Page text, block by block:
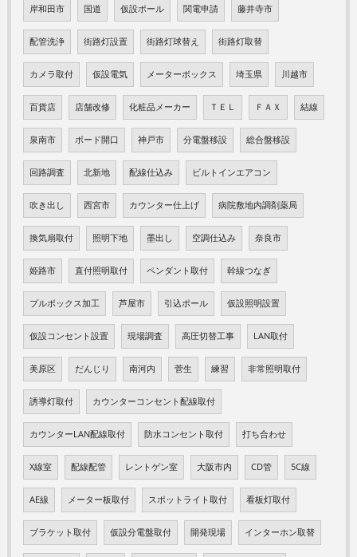
岸和田市 国道 仮設ポール 関電申請 藤井寺市
配管洗浄 街路灯設置 街路灯球替え 街路灯取替
カメラ取付 仮設電気 メーターボックス 埼玉県 川越市
百貨店 店舗改修 化粧品メーカー ＴＥＬ ＦＡＸ 結線
泉南市 ボード開口 神戸市 分電盤移設 総合盤移設
回路調査 北新地 配線仕込み ビルトインエアコン
吹き出し 西宮市 カウンター仕上げ 病院敷地内調剤薬局
換気扇取付 照明下地 墨出し 空調仕込み 奈良市
姫路市 直付照明取付 ペンダント取付 幹線つなぎ
プルボックス加工 芦屋市 引込ポール 仮設照明設置
仮設コンセント設置 現場調査 高圧切替工事 LAN取付
美原区 だんじり 南河内 菅生 練習 非常照明取付
誘導灯取付 カウンターコンセント配線取付
カウンターLAN配線取付 防水コンセント取付 打ち合わせ
X線室 配線配管 レントゲン室 大阪市内 CD管 5C線
AE線 メーター板取付 スポットライト取付 看板灯取付
ブラケット取付 仮設分電盤取付 開発現場 インターホン取替